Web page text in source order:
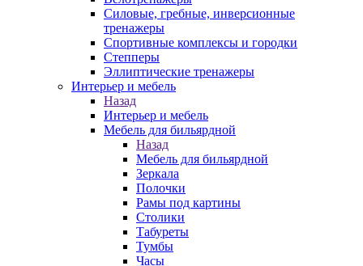
Силовые, гребные, инверсионные
тренажеры
Спортивные комплексы и городки
Степперы
Эллиптические тренажеры
Интерьер и мебель
Назад
Интерьер и мебель
Мебель для бильярдной
Назад
Мебель для бильярдной
Зеркала
Полочки
Рамы под картины
Столики
Табуреты
Тумбы
Часы